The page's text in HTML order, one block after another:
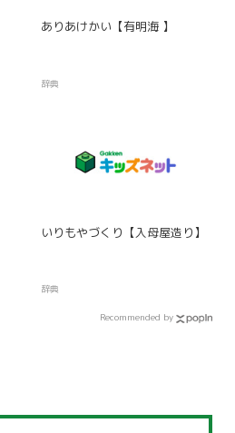
ありあけかい【有明海 】
辞典
いりもやづくり【入母屋造り】
辞典
Recommended by